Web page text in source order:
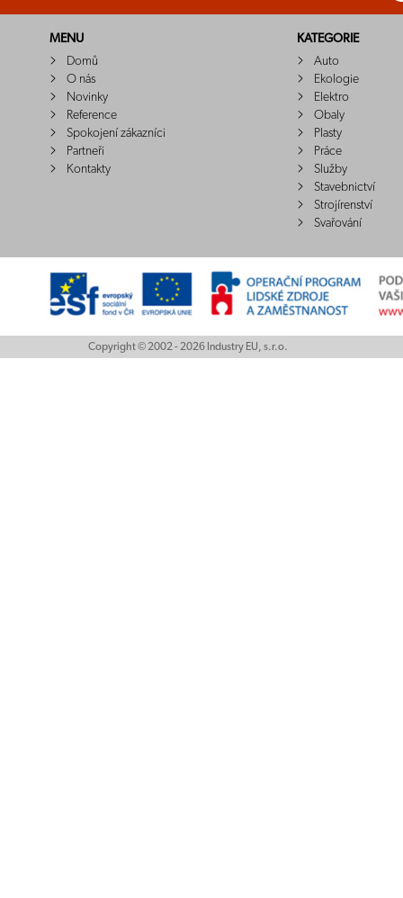
MENU
Domů
O nás
Novinky
Reference
Spokojení zákazníci
Partneři
Kontakty
KATEGORIE
Auto
Ekologie
Elektro
Obaly
Plasty
Práce
Služby
Stavebnictví
Strojírenství
Svařování
Copyright © 2002 - 2026 Industry EU, s.r.o.